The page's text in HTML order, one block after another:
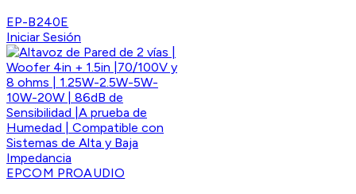
EP-B240E
Iniciar Sesión
EPCOM PROAUDIO